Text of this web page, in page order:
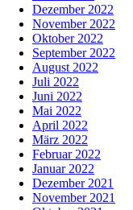
Dezember 2022
November 2022
Oktober 2022
September 2022
August 2022
Juli 2022
Juni 2022
Mai 2022
April 2022
März 2022
Februar 2022
Januar 2022
Dezember 2021
November 2021